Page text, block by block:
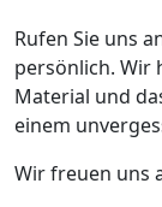
Rufen Sie uns
persönlich. Wir
Material und
einem
Wir freuen uns